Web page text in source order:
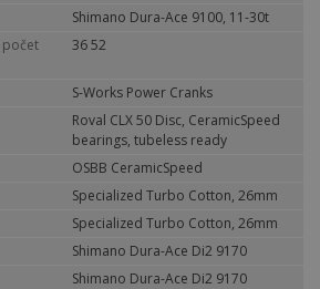
Shimano Dura-Ace 9100, 11-30t
počet
36 52
S-Works Power Cranks
Roval CLX 50 Disc, CeramicSpeed
bearings, tubeless ready
OSBB CeramicSpeed
Specialized Turbo Cotton, 26mm
Specialized Turbo Cotton, 26mm
Shimano Dura-Ace Di2 9170
Shimano Dura-Ace Di2 9170